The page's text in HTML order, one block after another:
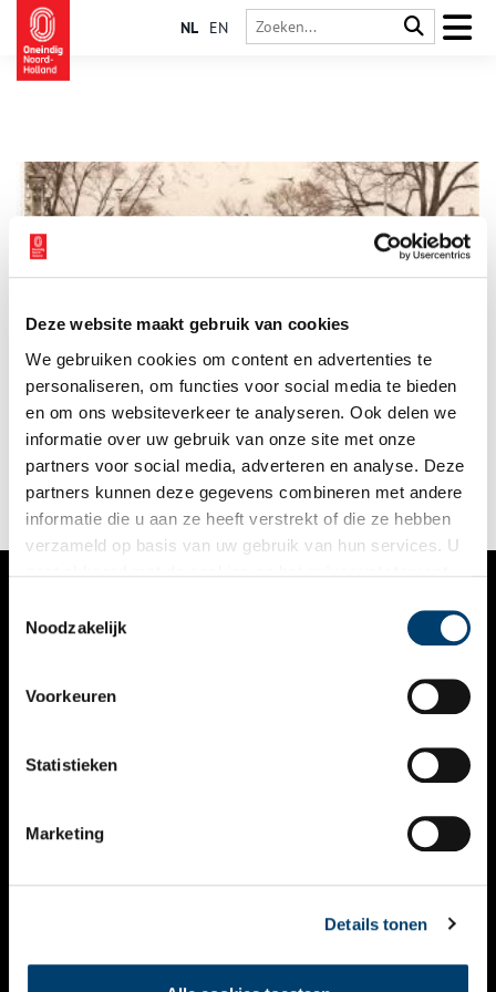
Deze website maakt gebruik van cookies
We gebruiken cookies om content en advertenties te
personaliseren, om functies voor social media te bieden
en om ons websiteverkeer te analyseren. Ook delen we
informatie over uw gebruik van onze site met onze
partners voor social media, adverteren en analyse. Deze
partners kunnen deze gegevens combineren met andere
informatie die u aan ze heeft verstrekt of die ze hebben
verzameld op basis van uw gebruik van hun services. U
Noodzakelijk
Voorkeuren
Statistieken
Marketing
Details tonen
NL EN
Toen Purmerend in 1410 stadsrechten kreeg, werden er wallen
rondom de stad aangelegd en vier poorten gebouwd op de
toegangswegen. Deze poorten werden ’s nachts gesloten,
waardoor het wonen binnen de stad een stuk veiliger
werd. Ieder die de stad binnen wilde, moest zich bij de
stadspoort melden. Zo kon men ongure types, zwervers en
bannelingen (misdadigers die verbanning als straf hadden
gekregen) buiten de stad houden.
VERHALEN
KALENDER
THEMA’S
VIDEO’S
CONTACT